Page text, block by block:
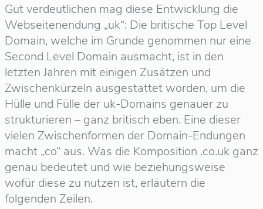
Gut verdeutlichen mag diese Entwicklung die
Webseitenendung „uk“: Die britische Top Level
Domain, welche im Grunde genommen nur eine
Second Level Domain ausmacht, ist in den
letzten Jahren mit einigen Zusätzen und
Zwischenkürzeln ausgestattet worden, um die
Hülle und Fülle der uk-Domains genauer zu
strukturieren – ganz britisch eben. Eine dieser
vielen Zwischenformen der Domain-Endungen
macht „co“ aus. Was die Komposition .co.uk ganz
genau bedeutet und wie beziehungsweise
wofür diese zu nutzen ist, erläutern die
folgenden Zeilen.